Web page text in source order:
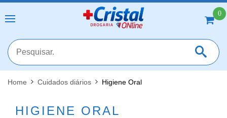
0
Home Cuidados diários Higiene Oral
HIGIENE ORAL